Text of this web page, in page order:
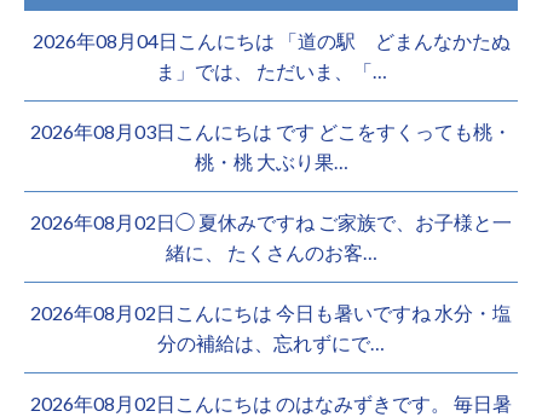
2026年08月04日こんにちは 「道の駅 どまんなかたぬ
ま」では、 ただいま、「…
2026年08月03日こんにちは︎ です️ どこをすくっても桃・
桃・桃︎ 大ぶり果…
2026年08月02日◯ 夏休みですね ご家族で、お子様と一
緒に、 たくさんのお客…
2026年08月02日こんにちは 今日も暑いですね 水分・塩
分の補給は、忘れずにで…
2026年08月02日こんにちは のはなみずきです。 毎日暑